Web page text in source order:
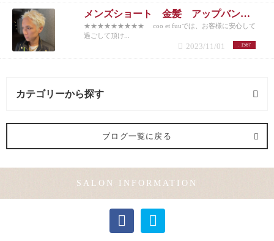
メンズショート 金髪 アップバング 10代20代30代40代50代
★★★★★★★★★ coo et fuuでは、お客様に安心して
過ごして頂け...
1567
2023/11/01
カテゴリーから探す
ヘアメイク (1記事)
ブログ一覧に戻る
SALON INFORMATION